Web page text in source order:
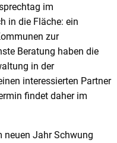
im
in die Fläche: ein
zur
Beratung haben die
in der
interessierten Partner
findet daher im
neuen Jahr Schwung